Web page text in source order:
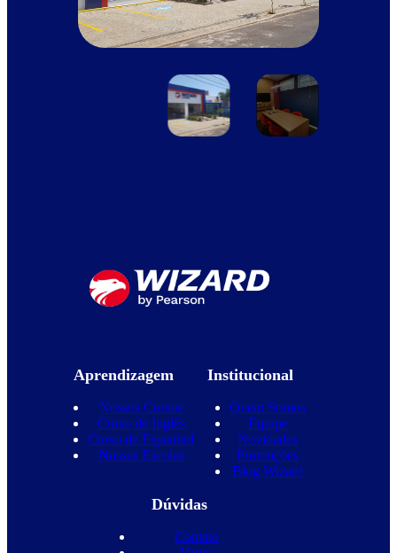
Aprendizagem
Nossos Cursos
Curso de Inglês
Curso de Espanhol
Nossas Escolas
Institucional
Quem Somos
Equipe
Novidades
Promoções
Blog Wizard
Dúvidas
Contato